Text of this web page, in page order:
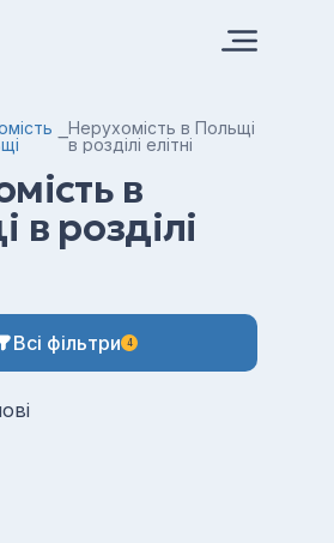
Нерухомість в Польщі
в розділі елітні
в
в розділі
Всі фільтри 4